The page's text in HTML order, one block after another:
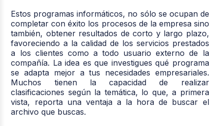
Estos programas informáticos, no sólo se ocupan de
completar con éxito los procesos de la empresa sino
también, obtener resultados de corto y largo plazo,
favoreciendo a la calidad de los servicios prestados
a los clientes como a todo usuario externo de la
compañía. La idea es que investigues qué programa
se adapta mejor a tus necesidades empresariales.
Muchos tienen la capacidad de realizar
clasificaciones según la temática, lo que, a primera
vista, reporta una ventaja a la hora de buscar el
archivo que buscas.